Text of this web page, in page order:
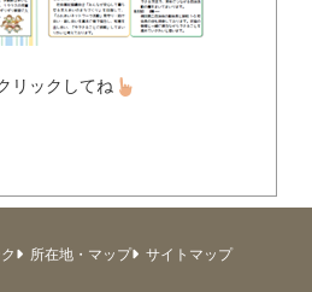
リックしてね
所在地・マップ
サイトマップ